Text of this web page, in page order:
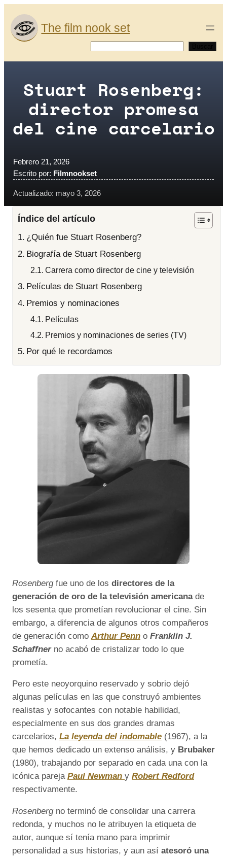
contenido
The film nook set
Stuart Rosenberg:
director promesa
del cine carcelario
Febrero 21, 2026
Escrito por: Filmnookset
Actualizado: mayo 3, 2026
Índice del artículo
¿Quién fue Stuart Rosenberg?
Biografía de Stuart Rosenberg
Carrera como director de cine y televisión
Películas de Stuart Rosenberg
Premios y nominaciones
Películas
Premios y nominaciones de series (TV)
Por qué le recordamos
Rosenbergfue uno de los directores de la
generación de oro de la televisión americanade
los sesenta que prometían revolucionar el cine. Sin
embargo, a diferencia de algunos otros compañeros
de generación como Arthur Penn o Franklin J.
Schaffnerno acabó de cristalizar todo lo que
prometía.
Pero este neoyorquino reservado y sobrio dejó
algunas películas en las que construyó ambientes
realistas y sofocantes con notable habilidad,
especialmente en sus dos grandes dramas
carcelarios, La leyenda del indomable (1967), a la
que hemos dedicado un extenso análisis, y Brubaker
(1980), trabajando por separado en cada una con la
icónica pareja Paul Newman y Robert Redford
respectivamente.
Rosenbergno terminó de consolidar una carrera
redonda, y muchos no le atribuyen la etiqueta de
autor, aunque sí tenía mano para imprimir
personalidad a sus historias, y aun así atesoró una